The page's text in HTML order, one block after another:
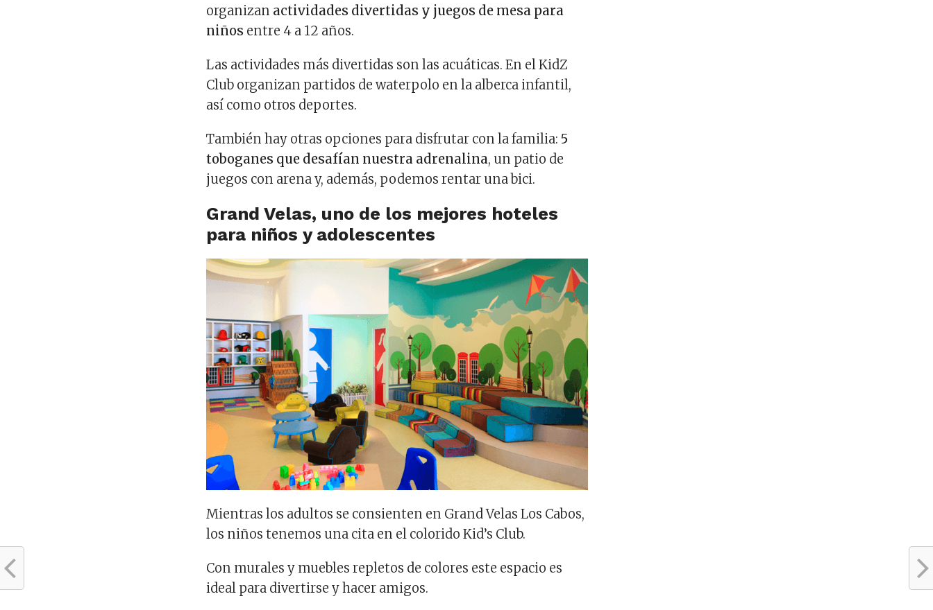
organizan actividades divertidas y juegos de mesa para
niños entre 4 a 12 años.
Las actividades más divertidas son las acuáticas. En el KidZ
Club organizan partidos de waterpolo en la alberca infantil,
así como otros deportes.
También hay otras opciones para disfrutar con la familia: 5
toboganes que desafían nuestra adrenalina, un patio de
juegos con arena y, además, podemos rentar una bici.
Grand Velas, uno de los mejores hoteles
para niños y adolescentes
Mientras los adultos se consienten en Grand Velas Los Cabos,
los niños tenemos una cita en el colorido Kid’s Club.
Con murales y muebles repletos de colores este espacio es
ideal para divertirse y hacer amigos.